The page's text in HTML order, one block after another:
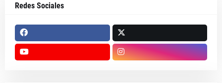
Redes Sociales